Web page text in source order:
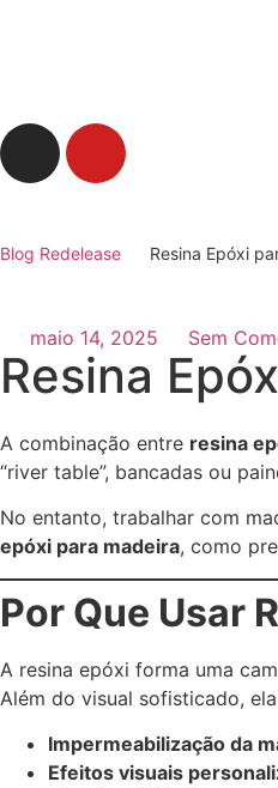
Blog Redelease Resina Epóxi
maio 14, 2025 Sem
Resina
A combinação entre resina
“river table”, bancadas ou
No entanto, trabalhar com
epóxi para madeira, como
Por Que Usar
A resina epóxi forma uma
Além do visual sofisticado,
Impermeabilização da
Efeitos visuais